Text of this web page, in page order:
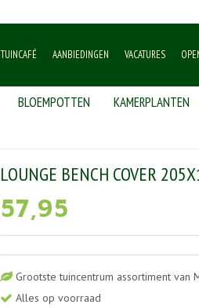
TUINCAFÉ AANBIEDINGEN VACATURES
BLOEMPOTTEN KAMERPLANTEN
LOUNGE BENCH COVER
57,95
Grootste tuincentrum assortiment van
Alles op voorraad